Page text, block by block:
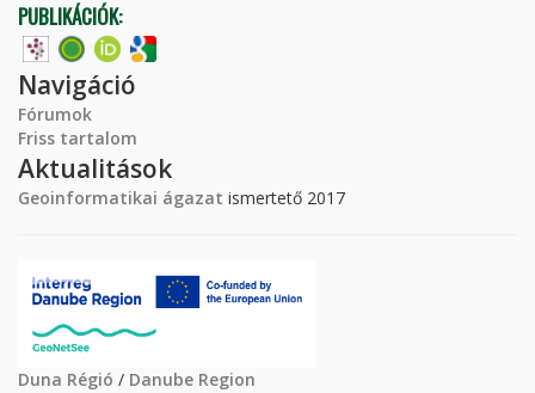
PUBLIKÁCIÓK:
Navigáció
Fórumok
Friss tartalom
Aktualitások
Geoinformatikai ágazat ismertető 2017
Duna Régió / Danube Region